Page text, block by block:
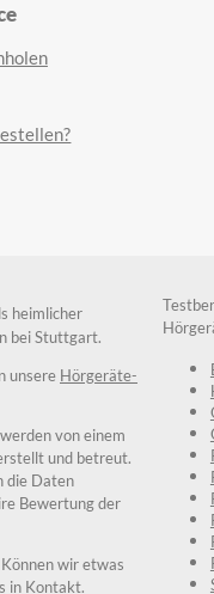
heimlicher
bei Stuttgart.
unsere Hörgeräte-
von einem
und betreut.
die Daten
Bewertung der
wir etwas
in Kontakt.